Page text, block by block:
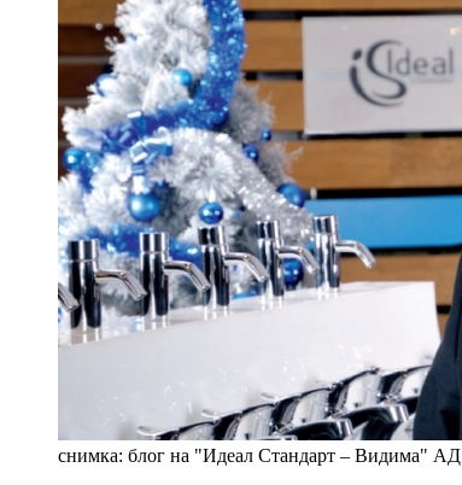
снимка: блог на "Идеал Стандарт – Видима" АД